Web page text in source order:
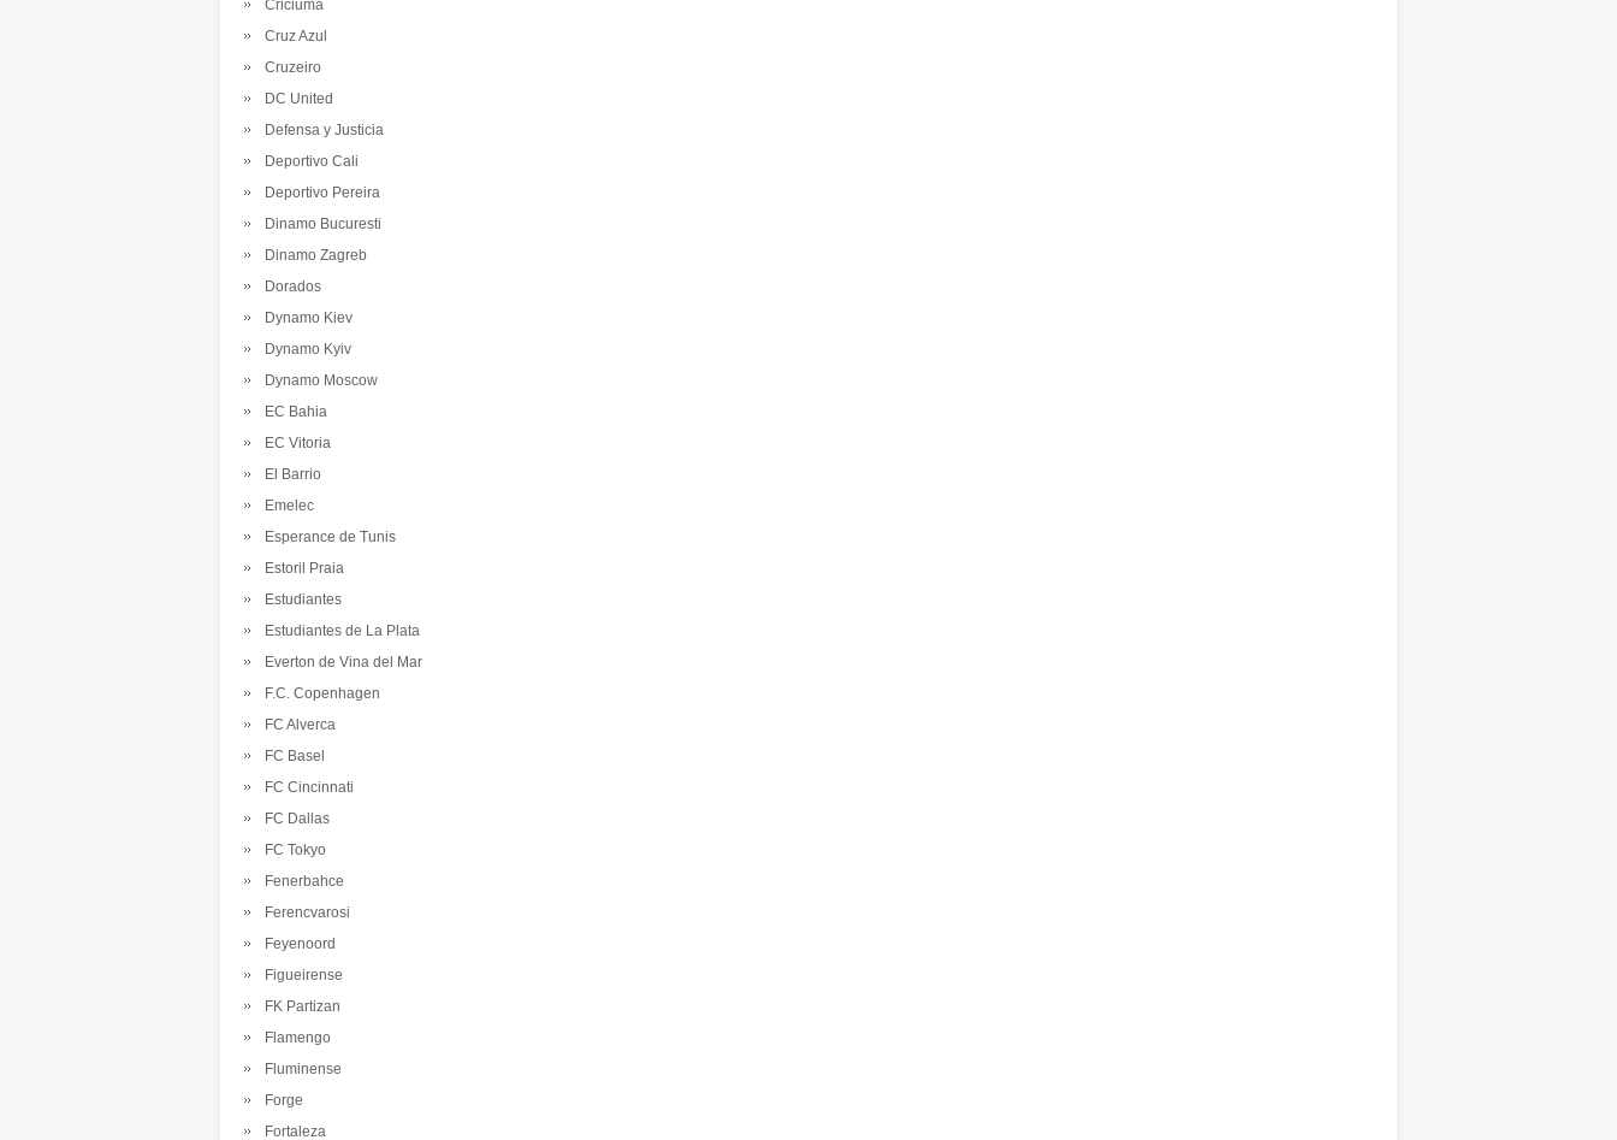
Criciuma
Cruz Azul
Cruzeiro
DC United
Defensa y Justicia
Deportivo Cali
Deportivo Pereira
Dinamo Bucuresti
Dinamo Zagreb
Dorados
Dynamo Kiev
Dynamo Kyiv
Dynamo Moscow
EC Bahia
EC Vitoria
El Barrio
Emelec
Esperance de Tunis
Estoril Praia
Estudiantes
Estudiantes de La Plata
Everton de Vina del Mar
F.C. Copenhagen
FC Alverca
FC Basel
FC Cincinnati
FC Dallas
FC Tokyo
Fenerbahce
Ferencvarosi
Feyenoord
Figueirense
FK Partizan
Flamengo
Fluminense
Forge
Fortaleza